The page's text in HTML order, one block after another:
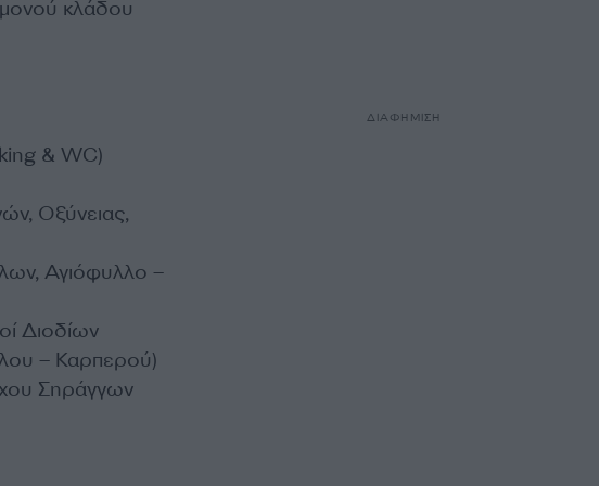
κλάδου
& WC)
Οξύνειας,
Αγιόφυλλο –
Διοδίων
– Καρπερού)
Σηράγγων
ΔΙΑΦΗΜΙΣΗ